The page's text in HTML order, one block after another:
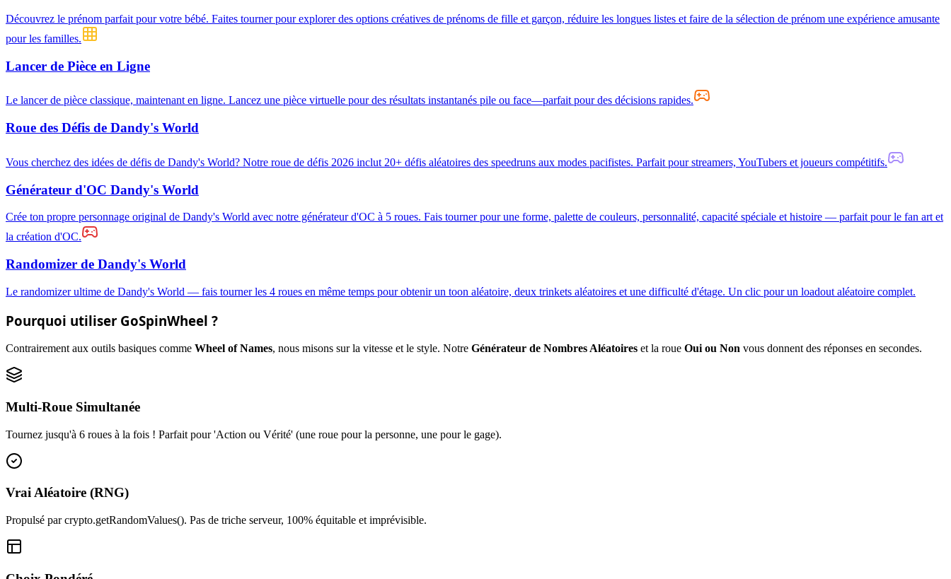
Découvrez le prénom parfait pour votre bébé. Faites tourner pour explorer des options créatives de prénoms de fille et garçon, réduire les longues listes et faire de la sélection de prénom une expérience amusante
pour les familles.
Lancer de Pièce en Ligne
Le lancer de pièce classique, maintenant en ligne. Lancez une pièce virtuelle pour des résultats instantanés pile ou face—parfait pour des décisions rapides.
Roue des Défis de Dandy's World
Vous cherchez des idées de défis de Dandy's World? Notre roue de défis 2026 inclut 20+ défis aléatoires des speedruns aux modes pacifistes. Parfait pour streamers, YouTubers et joueurs compétitifs.
Générateur d'OC Dandy's World
Crée ton propre personnage original de Dandy's World avec notre générateur d'OC à 5 roues. Fais tourner pour une forme, palette de couleurs, personnalité, capacité spéciale et histoire — parfait pour le fan art et
la création d'OC.
Randomizer de Dandy's World
Le randomizer ultime de Dandy's World — fais tourner les 4 roues en même temps pour obtenir un toon aléatoire, deux trinkets aléatoires et une difficulté d'étage. Un clic pour un loadout aléatoire complet.
Pourquoi utiliser GoSpinWheel ?
Contrairement aux outils basiques comme Wheel of Names, nous misons sur la vitesse et le style. Notre Générateur de Nombres Aléatoires et la roue Oui ou Non vous donnent des réponses en secondes.
Multi-Roue Simultanée
Tournez jusqu'à 6 roues à la fois ! Parfait pour 'Action ou Vérité' (une roue pour la personne, une pour le gage).
Vrai Aléatoire (RNG)
Propulsé par crypto.getRandomValues(). Pas de triche serveur, 100% équitable et imprévisible.